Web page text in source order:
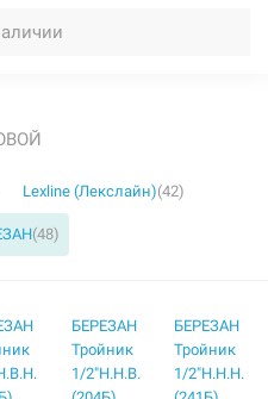
Lexline (Лекслайн)(42)
(48)
БЕРЕЗАН
Тройник
1/2"Н.Н.В.
БЕРЕЗАН
Тройник
1/2"Н.Н.Н.